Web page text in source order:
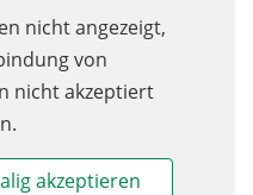
nicht angezeigt,
von
nicht akzeptiert
akzeptieren